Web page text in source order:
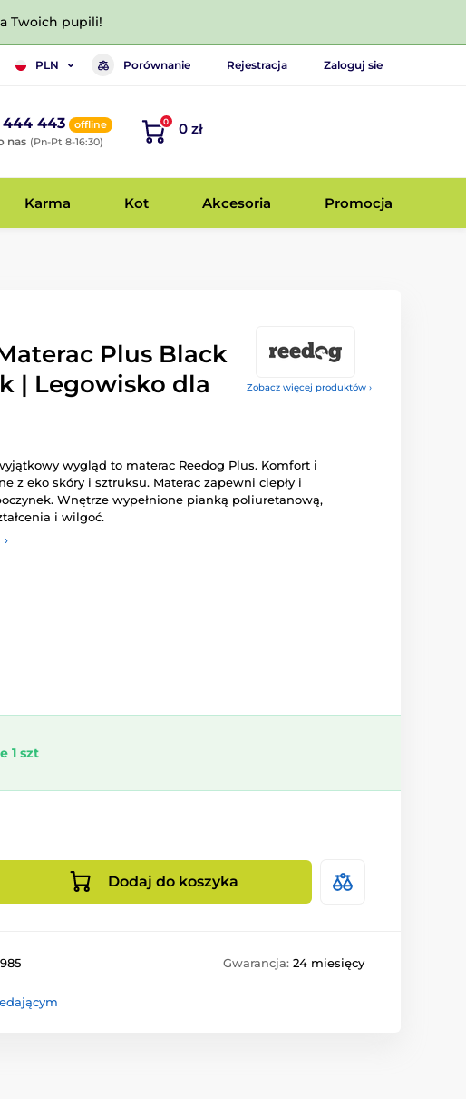
Twoich pupili!
PLN Porównanie Rejestracja Zaloguj sie
443 offline
nas (Pn-Pt 8-16:30)
0 0 zł
Karma Kot Akcesoria Promocja
Zobacz więcej produktów ›
Plus Black
| Legowisko dla
wygląd to materac Reedog Plus. Komfort i
z eko skóry i sztruksu. Materac zapewni ciepły i
Wnętrze wypełnione pianką poliuretanową,
i wilgoć.
1 szt
Dodaj do koszyka
Gwarancja: 24 miesięcy